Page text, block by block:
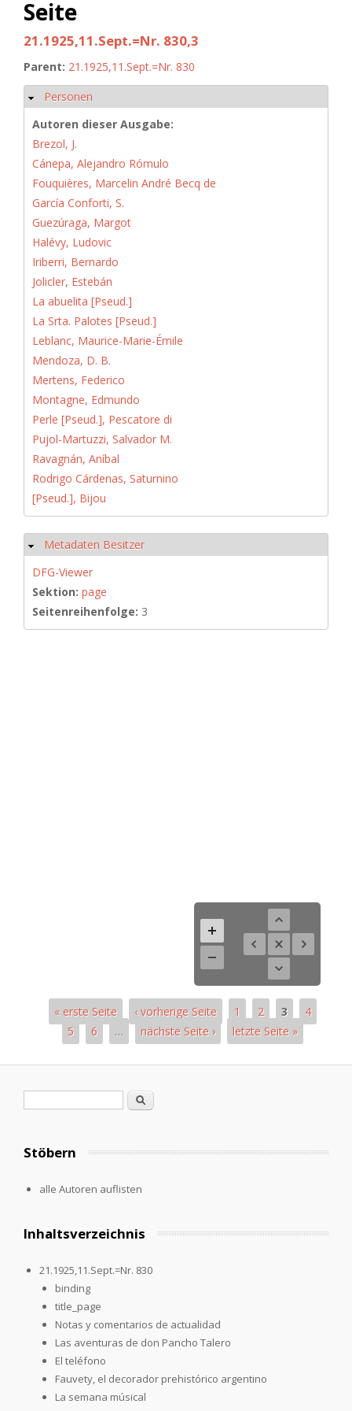
Seite
21.1925,11.Sept.=Nr. 830,3
Parent: 21.1925,11.Sept.=Nr. 830
Hide
Personen
Autoren dieser Ausgabe:
Brezol, J.
Cánepa, Alejandro Rómulo
Fouquières, Marcelin André Becq de
García Conforti, S.
Guezúraga, Margot
Halévy, Ludovic
Iriberri, Bernardo
Jolicler, Estebán
La abuelita [Pseud.]
La Srta. Palotes [Pseud.]
Leblanc, Maurice-Marie-Émile
Mendoza, D. B.
Mertens, Federico
Montagne, Edmundo
Perle [Pseud.], Pescatore di
Pujol-Martuzzi, Salvador M.
Ravagnán, Aníbal
Rodrigo Cárdenas, Saturnino
[Pseud.], Bijou
Hide
Metadaten Besitzer
DFG-Viewer
Sektion: page
Seitenreihenfolge: 3
« erste Seite ‹ vorherige Seite 1 2 3
4
5
6 … nächste Seite › letzte Seite »
Search
Stöbern
alle Autoren auflisten
Inhaltsverzeichnis
21.1925,11.Sept.=Nr. 830
binding
title_page
Notas y comentarios de actualidad
Las aventuras de don Pancho Talero
El teléfono
Fauvety, el decorador prehistórico argentino
La semana músical